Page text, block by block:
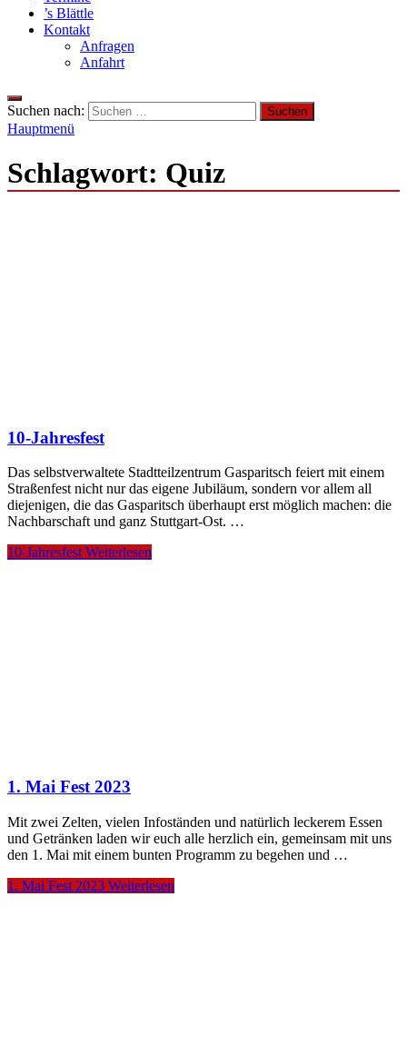
’s Blättle
Kontakt
Anfragen
Anfahrt
Suchen nach:
Hauptmenü
Schlagwort: Quiz
10-Jahresfest
Das selbstverwaltete Stadtteilzentrum Gasparitsch feiert mit einem
Straßenfest nicht nur das eigene Jubiläum, sondern vor allem all
diejenigen, die das Gasparitsch überhaupt erst möglich machen: die
Nachbarschaft und ganz Stuttgart-Ost. …
10-Jahresfest Weiterlesen
1. Mai Fest 2023
Mit zwei Zelten, vielen Infoständen und natürlich leckerem Essen
und Getränken laden wir euch alle herzlich ein, gemeinsam mit uns
den 1. Mai mit einem bunten Programm zu begehen und …
1. Mai Fest 2023 Weiterlesen